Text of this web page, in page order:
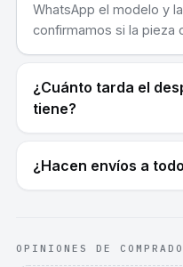
WhatsApp el modelo y
confirmamos si la pieza
¿Cuánto tarda el
tiene?
¿Hacen envíos a
OPINIONES DE